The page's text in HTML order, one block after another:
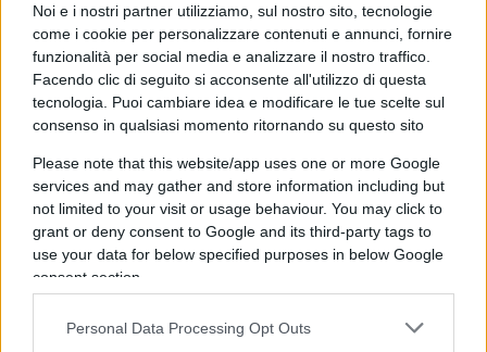
Noi e i nostri partner utilizziamo, sul nostro sito, tecnologie
come i cookie per personalizzare contenuti e annunci, fornire
funzionalità per social media e analizzare il nostro traffico.
Facendo clic di seguito si acconsente all'utilizzo di questa
tecnologia. Puoi cambiare idea e modificare le tue scelte sul
consenso in qualsiasi momento ritornando su questo sito
Please note that this website/app uses one or more Google
services and may gather and store information including but
not limited to your visit or usage behaviour. You may click to
grant or deny consent to Google and its third-party tags to
use your data for below specified purposes in below Google
consent section.
Personal Data Processing Opt Outs
Video
Player
01:04